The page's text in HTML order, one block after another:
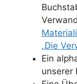
„Die
Ein
unserer